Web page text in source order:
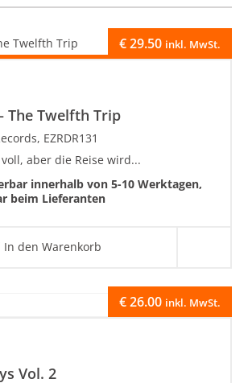
The Twelfth Trip
€29.50 inkl. MwSt.
EZRDR131
aber die Reise wird...
innerhalb von 5-10 Werktagen,
beim Lieferanten
In den Warenkorb
Vol. 2
€26.00 inkl. MwSt.